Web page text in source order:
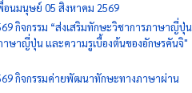
อนมนุษย์ 05 สิงหาคม 2569
กิจกรรม “ส่งเสริมทักษะวิชาการภาษาญี่ปุ่น
ษาญี่ปุ่น และความรูเบื้องต้นของอักษรคันจิ"
กิจกรรมค่ายพัฒนาทักษะทางภาษาผ่าน